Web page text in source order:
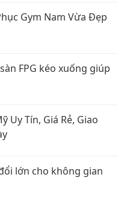
Gym Nam Vừa Đẹp
FPG kéo xuống giúp
Uy Tín, Giá Rẻ, Giao
lớn cho không gian